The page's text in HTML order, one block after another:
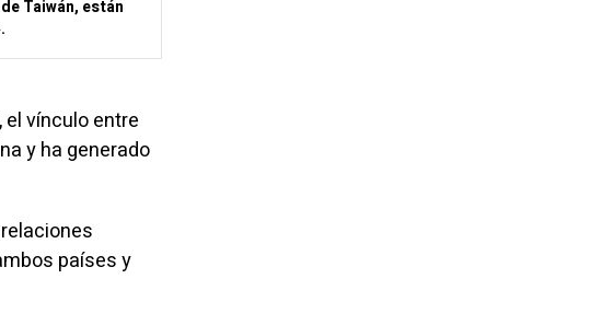
Taiwán, están
vínculo entre
y ha generado
países y